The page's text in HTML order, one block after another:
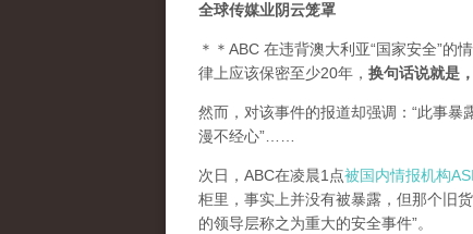
全球传媒业阴云笼罩
＊＊ABC 在违背澳大利亚“国家安全”的情
律上应该保密至少20年， 换句话说就是
然而，对该事件的报道却强调：“此事
漫不经心”……
次日，ABC在凌晨1点被国内情报机构
柜里，事实上并没有被暴露，但那个旧
的领导层称之为重大的安全事件”。